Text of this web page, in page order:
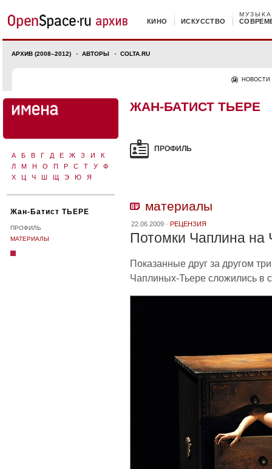
КИНО ИСКУССТВО
МУЗЫКА
АРХИВ (2008–2012) АВТОРЫ COLTA.RU
НОВОСТИ
А Б В Г Д Е Ж З И
К
Л
М Н О П Р С Т У
Ф
Х
Ц Ч Ш Щ Э Ю Я
Жан-Батист ТЬЕРЕ
ПРОФИЛЬ
МАТЕРИАЛЫ
ЖАН-БАТИСТ ТЬЕРЕ
ПРОФИЛЬ
материалы
22.06.2009 · РЕЦЕНЗИЯ
Потомки Чаплина на
Показанные друг за другом
Чаплиных-Тьере сложились в